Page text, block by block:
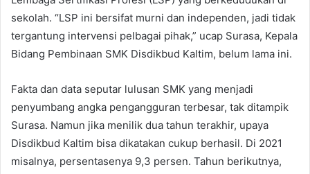
sekolah. “LSP ini bersifat murni dan independen, jadi tidak
tergantung intervensi pelbagai pihak,” ucap Surasa, Kepala
Bidang Pembinaan SMK Disdikbud Kaltim, belum lama ini.
Fakta dan data seputar lulusan SMK yang menjadi
penyumbang angka pengangguran terbesar, tak ditampik
Surasa. Namun jika menilik dua tahun terakhir, upaya
Disdikbud Kaltim bisa dikatakan cukup berhasil. Di 2021
misalnya, persentasenya 9,3 persen. Tahun berikutnya,